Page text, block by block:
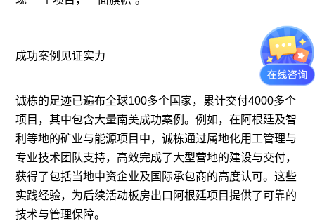
成功案例见证实力
诚栋的足迹已遍布全球100多个国家，累计交付4000多个
项目，其中包含大量南美成功案例。例如，在阿根廷及智
利等地的矿业与能源项目中，诚栋通过属地化用工管理与
专业技术团队支持，高效完成了大型营地的建设与交付，
获得了包括当地中资企业及国际承包商的高度认可。这些
实践经验，为后续活动板房出口阿根廷项目提供了可靠的
技术与管理保障。